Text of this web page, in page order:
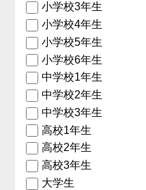
小学校3年生
小学校4年生
小学校5年生
小学校6年生
中学校1年生
中学校2年生
中学校3年生
高校1年生
高校2年生
高校3年生
大学生